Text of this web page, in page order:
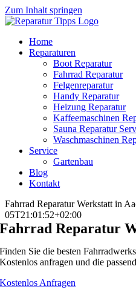
Zum Inhalt springen
Home
Reparaturen
Boot Reparatur
Fahrrad Reparatur
Felgenreparatur
Handy Reparatur
Heizung Reparatur
Kaffeemaschinen
Sauna Reparatur
Waschmaschinen
Service
Gartenbau
Blog
Kontakt
Fahrrad Reparatur Werkstatt in
05T21:01:52+02:00
Fahrrad Reparatur
Finden Sie die besten
Kostenlos anfragen und die
Kostenlos Anfragen